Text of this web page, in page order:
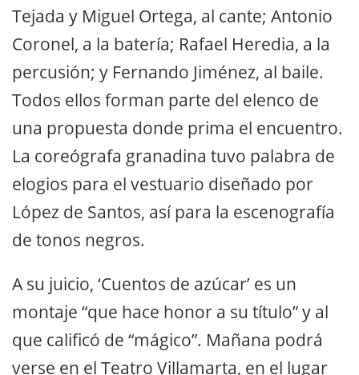
Tejada y Miguel Ortega, al cante; Antonio
Coronel, a la batería; Rafael Heredia, a la
percusión; y Fernando Jiménez, al baile.
Todos ellos forman parte del elenco de
una propuesta donde prima el encuentro.
La coreógrafa granadina tuvo palabra de
elogios para el vestuario diseñado por
López de Santos, así para la escenografía
de tonos negros.
A su juicio, ‘Cuentos de azúcar’ es un
montaje “que hace honor a su título” y al
que calificó de “mágico”. Mañana podrá
verse en el Teatro Villamarta, en el lugar